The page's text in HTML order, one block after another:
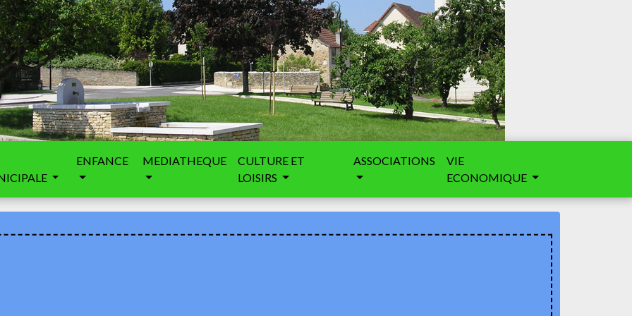
ENFANCE MEDIATHEQUE
CULTURE ET
LOISIRS
ASSOCIATIONS
VIE
ECONOMIQUE